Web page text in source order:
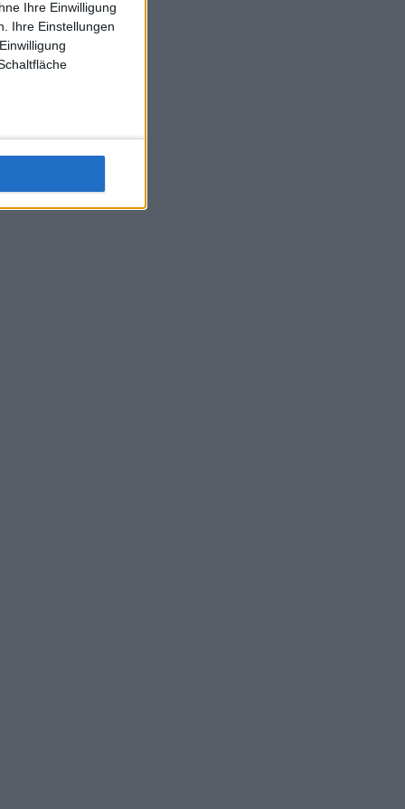
Ihre Einwilligung
Ihre Einstellungen
L-Struff wahrscheinlich morge 3 Spiele absolvieren (2.
1x Doppel) dank der hervorragenden Unterstützung
für F-A-A